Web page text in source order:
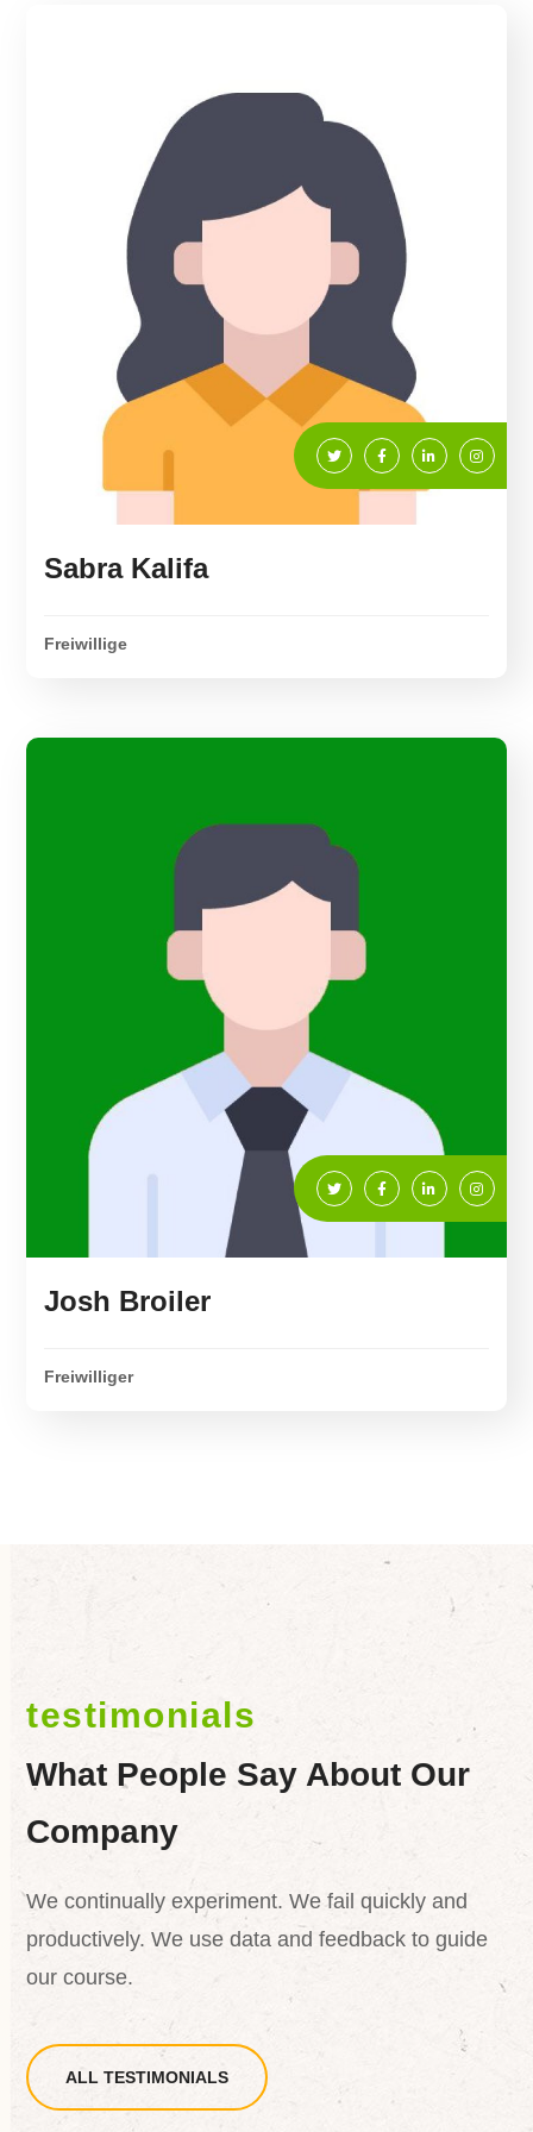
Sabra Kalifa
Freiwillige
Josh Broiler
Freiwilliger
testimonials
What People Say About Our
Company
We continually experiment. We fail quickly and
productively. We use data and feedback to guide
our course.
ALL TESTIMONIALS